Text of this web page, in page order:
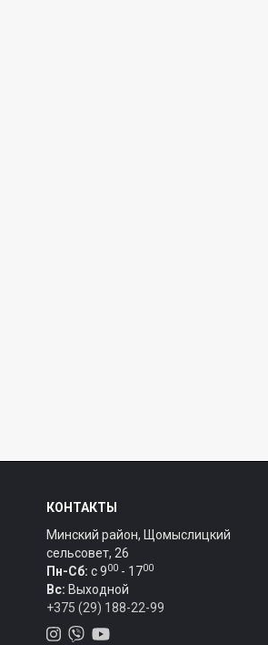
КОНТАКТЫ
Минский район, Щомыслицкий
сельсовет, 26
Пн-Сб: c 900 - 1700
Вс: Выходной
+375 (29) 188-22-99